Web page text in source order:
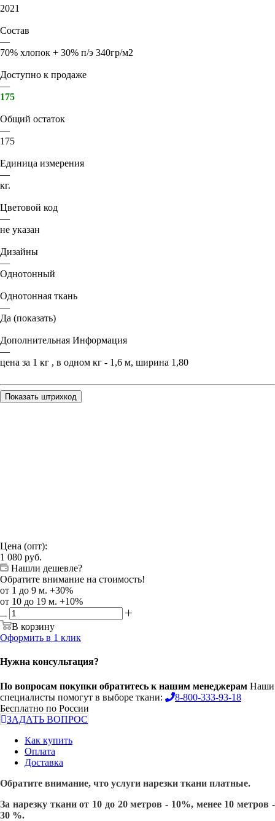
2021
Состав
—
70% хлопок + 30% п/э 340гр/м2
Доступно к продаже
—
175
Общий остаток
—
175
Единица измерения
—
кг.
Цветовой код
—
не указан
Дизайны
—
Однотонный
Однотонная ткань
—
Да (показать)
Дополнительная Информация
—
цена за 1 кг , в одном кг - 1,6 м, ширина 1,80
Показать штрихкод
Цена (опт):
1 080 руб.
Нашли дешевле?
Обратите внимание на стоимость!
от 1 до 9 м. +30%
от 10 до 19 м. +10%
В корзину
Оформить в 1 клик
Нужна консультация?
По вопросам покупки обратитесь к нашим менеджерам Наши
специалисты помогут в выборе ткани:
8-800-333-93-18
Бесплатно по России
ЗАДАТЬ ВОПРОС
Как купить
Оплата
Доставка
Обратите внимание, что услуги нарезки ткани платные.
За нарезку ткани от 10 до 20 метров - 10%, менее 10 метров -
30 %.